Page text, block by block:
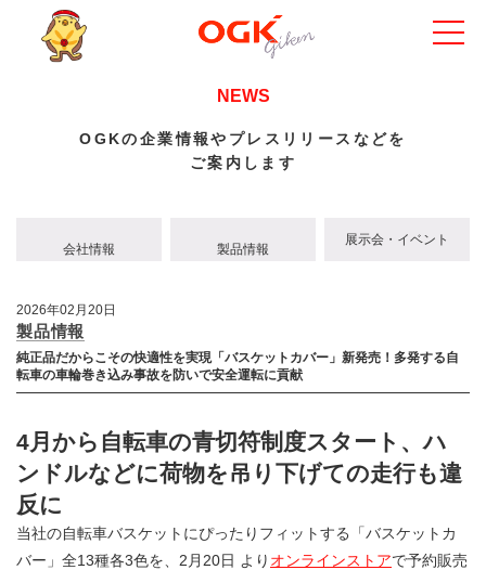
NEWS
OGKの企業情報やプレスリリースなどを
ご案内します
会社情報 製品情報
展示会・イベント
2026年02月20日
製品情報
純正品だからこその快適性を実現「バスケットカバー」新発売！多発する自
転車の車輪巻き込み事故を防いで安全運転に貢献
4月から自転車の青切符制度スタート、ハ
ンドルなどに荷物を吊り下げての走行も違
反に
当社の自転車バスケットにぴったりフィットする「バスケットカ
バー」全13種各3色を、2月20日 より オンラインストアで予約販売